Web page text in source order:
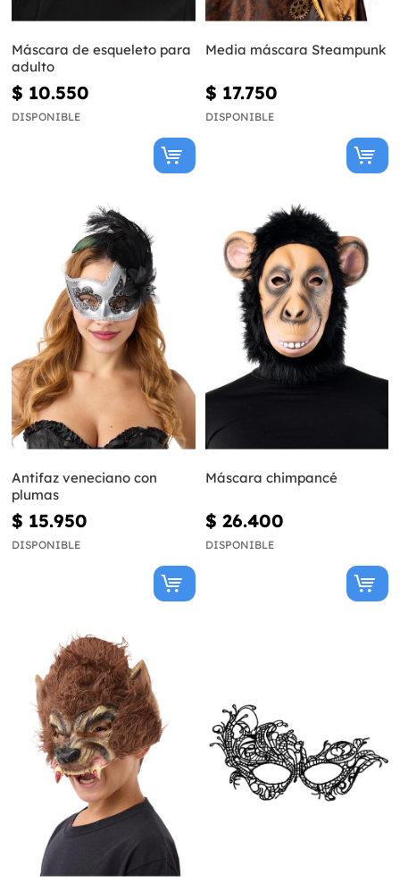
Máscara de esqueleto para
adulto
$ 10.550
DISPONIBLE
Media máscara Steampunk
$ 17.750
DISPONIBLE
Antifaz veneciano con
plumas
$ 15.950
DISPONIBLE
Máscara chimpancé
$ 26.400
DISPONIBLE